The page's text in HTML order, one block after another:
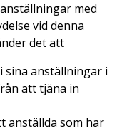
med
vid denna
det att
sina anställningar i
att tjäna in
anställda som har